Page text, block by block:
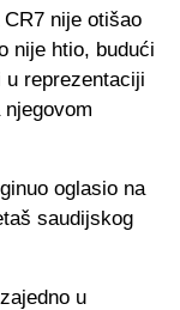
nije otišao
nije htio, budući
reprezentaciji
oglasio na
saudijskog
u